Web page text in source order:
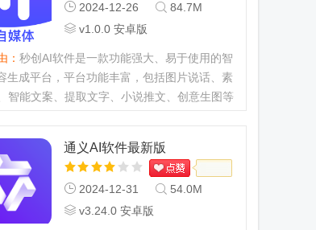
2024-12-26
84.7M
v1.0.0 安卓版
： 秒创AI软件是一款功能强大、易于使用的智
生成平台，平台功能丰富，包括图片说话、素
智能文案、提取文字、小说推文、创意生图等
通义AI软件最新版
2024-12-31
54.0M
v3.24.0 安卓版